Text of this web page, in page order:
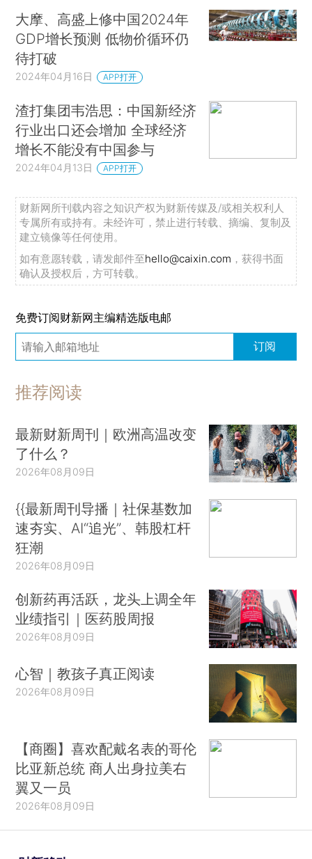
大摩、高盛上修中国2024年
GDP增长预测 低物价循环仍
待打破
2024年04月16日 APP打开
渣打集团韦浩思：中国新经济
行业出口还会增加 全球经济
增长不能没有中国参与
2024年04月13日 APP打开
财新网所刊载内容之知识产权为财新传媒及/或相关权利人
专属所有或持有。未经许可，禁止进行转载、摘编、复制及
建立镜像等任何使用。
如有意愿转载，请发邮件至hello@caixin.com ，获得书面
确认及授权后，方可转载。
免费订阅财新网主编精选版电邮
订阅
推荐阅读
最新财新周刊｜欧洲高温改变
了什么？
2026年08月09日
{{最新周刊导播｜社保基数加
速夯实、AI“追光”、韩股杠杆
狂潮
2026年08月09日
创新药再活跃，龙头上调全年
业绩指引｜医药股周报
2026年08月09日
心智｜教孩子真正阅读
2026年08月09日
【商圈】喜欢配戴名表的哥伦
比亚新总统 商人出身拉美右
翼又一员
2026年08月09日